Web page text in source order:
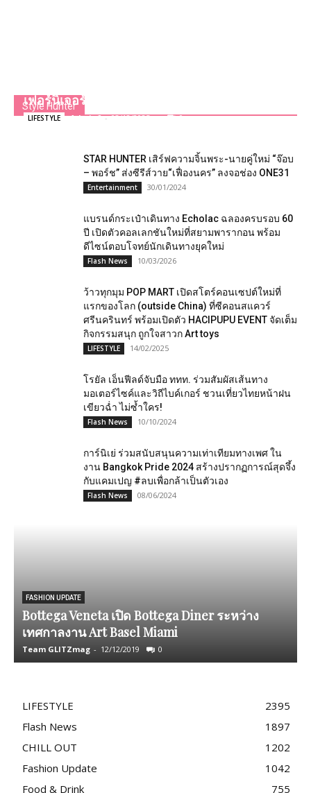
Style Hunter
เฟอร์นิเจอร์ เฟอร์นิเจอร์ที่ทำความเย็นได้”
LIFESTYLE Admin2 - 03/12/2025 0
STAR HUNTER เสิร์ฟความจิ้นพระ-นายคู่ใหม่ “จ๊อบ
– พอร์ช” ส่งซีรีส์วาย“เฟื่องนคร” ลงจอช่อง ONE31
Entertainment 30/01/2024
แบรนด์กระเป๋าเดินทาง Echolac ฉลองครบรอบ 60
ปี เปิดตัวคอลเลกชันใหม่ที่สยามพารากอน พร้อม
ดีไซน์ตอบโจทย์นักเดินทางยุคใหม่
Flash News 10/03/2026
ว้าวทุกมุม POP MART เปิดสโตร์คอนเซปต์ใหม่ที่
แรกของโลก (outside China) ที่ซีคอนสแควร์
ศรีนครินทร์ พร้อมเปิดตัว HACIPUPU EVENT จัดเต็ม
กิจกรรมสนุก ถูกใจสาวก Art toys
LIFESTYLE 14/02/2025
โรยัล เอ็นฟีลด์จับมือ ททท. ร่วมสัมผัสเส้นทาง
มอเตอร์ไซค์และวิถีไบค์เกอร์ ชวนเที่ยวไทยหน้าฝน
เขียวฉ่ำ ไม่ซ้ำใคร!
Flash News 10/10/2024
การ์นิเย่ ร่วมสนับสนุนความเท่าเทียมทางเพศ ใน
งาน Bangkok Pride 2024 สร้างปรากฏการณ์สุดจึ้ง
กับแคมเปญ #ลบเพื่อกล้าเป็นตัวเอง
Flash News 08/06/2024
FASHION UPDATE
Bottega Veneta เปิด Bottega Diner ระหว่าง
เทศกาลงาน Art Basel Miami
Team GLITZmag - 12/12/2019 0
LIFESTYLE
2395
Flash News
1897
CHILL OUT
1202
Fashion Update
1042
Food & Drink
755